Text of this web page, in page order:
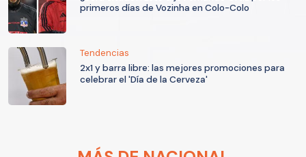
primeros días de Vozinha en Colo-Colo
Tendencias
2x1 y barra libre: las mejores promociones para
celebrar el 'Día de la Cerveza'